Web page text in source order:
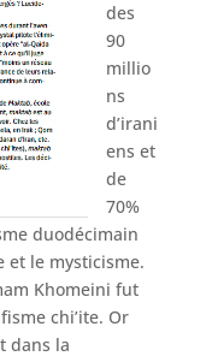
des
90
millio
ns
d’irani
ens et
de
70%
duodécimain
et le mysticisme.
Khomeini fut
chi’ite. Or
dans la